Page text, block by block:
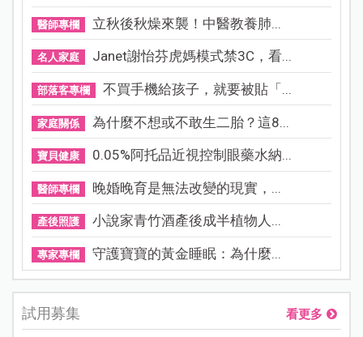
醫師專欄 立秋後秋燥來襲！中醫教養肺...
名人家庭 Janet謝怡芬虎媽模式禁3C，看...
部落客專欄 不買手機給孩子，就要被貼「...
家庭關係 為什麼不想或不敢生二胎？這8...
寶貝健康 0.05%阿托品近視控制眼藥水納...
醫師專欄 晚婚晚育是無法改變的現實，...
產後照護 小說家青竹酒產後成半植物人...
專家專欄 守護寶寶的黃金睡眠：為什麼...
試用募集 看更多